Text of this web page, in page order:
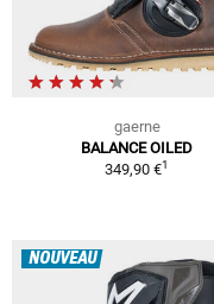
gaerne
BALANCE OILED
349,90 €1
NOUVEAU